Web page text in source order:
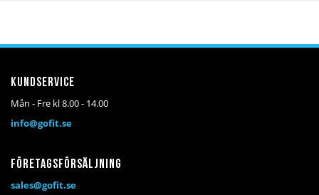
Kundservice
Mån - Fre kl 8.00 - 14.00
info@gofit.se
Företagsförsäljning
sales@gofit.se